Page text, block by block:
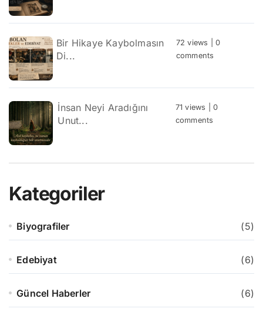
Bir Hikaye Kaybolmasın
Di...
72 views |0
comments
İnsan Neyi Aradığını
Unut...
71 views
0
comments
Kategoriler
Biyografiler (5)
Edebiyat (6)
Güncel Haberler (6)